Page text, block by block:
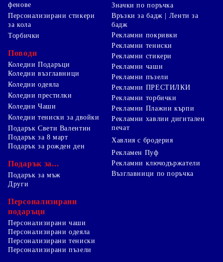
фенове
Персонализирани стикери
за кола
Торбички
Поводи
Коледни Подаръци
Коледни възглавници
Коледни одеяла
Коледни престилки
Коледни Чаши
Коледни тениски за двойки
Подарък Свети Валентин
Подарък за 8 март
Подарък за рожден ден
Подарък за...
Подарък за мъж
Значки по поръчка
Връзки за бадж | Ленти за
бадж
Рекламни покривки
Рекламни тениски
Рекламни стикери
Рекламни чаши
Рекламни пъзели
Рекламни ПРЕСТИЛКИ
Рекламни торбички
Рекламни Плажни кърпи
Рекламни хавлии дигитален
печат
Хавлия с бродерия
Рекламен Пуф
Рекламни ключодържатели
Възглавници по поръчка
Други
Персонализирани
подаръци
Персонализирани чаши
Персонализирани одеяла
Персонализирани тениски
Персонализирани пъзели